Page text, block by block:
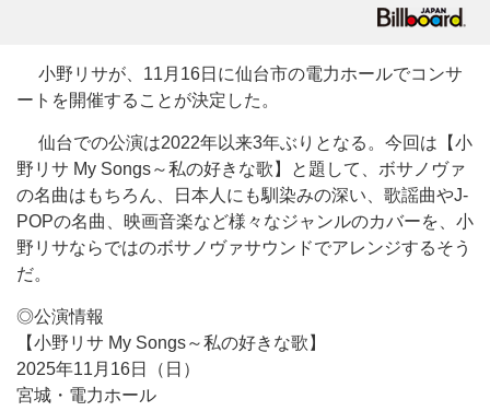
小野リサが、11月16日に仙台市の電力ホールでコンサ
ートを開催することが決定した。
仙台での公演は2022年以来3年ぶりとなる。今回は【小
野リサ My Songs～私の好きな歌】と題して、ボサノヴァ
の名曲はもちろん、日本人にも馴染みの深い、歌謡曲やJ-
POPの名曲、映画音楽など様々なジャンルのカバーを、小
野リサならではのボサノヴァサウンドでアレンジするそう
だ。
◎公演情報
【小野リサ My Songs～私の好きな歌】
2025年11月16日（日）
宮城・電力ホール